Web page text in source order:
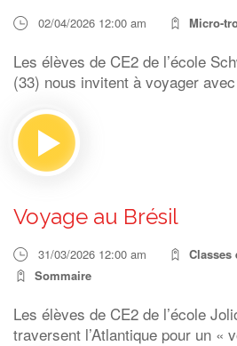
02/04/2026 12:00 am Micro-
Les élèves de CE2 de l’école
(33) nous invitent à voyager
Voyage au Brésil
31/03/2026 12:00 am
Classes
Sommaire
Les élèves de CE2 de l’école
traversent l’Atlantique pour un «